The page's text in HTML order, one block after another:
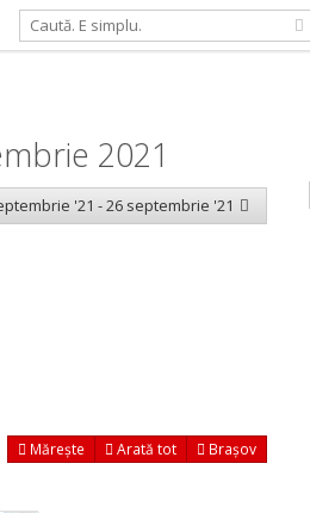
2021
'21 - 26 septembrie '21
Mărește Arată tot Brașov